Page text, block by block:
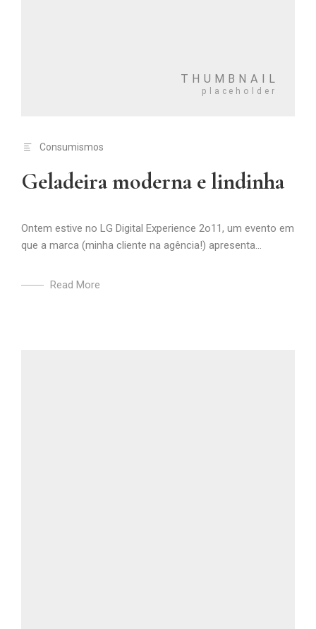
Consumismos
Geladeira moderna e lindinha
Ontem estive no LG Digital Experience 2o11, um evento em
que a marca (minha cliente na agência!) apresenta...
Read More